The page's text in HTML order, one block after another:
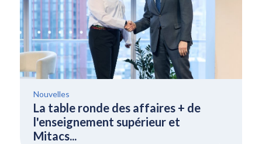
Nouvelles
La table ronde des affaires + de
l'enseignement supérieur et
Mitacs...